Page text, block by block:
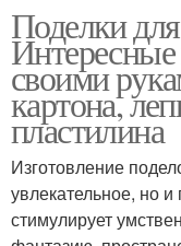
Поделки
своими
картона,
пластилина
Изготовление
увлекательное, но
стимулирует